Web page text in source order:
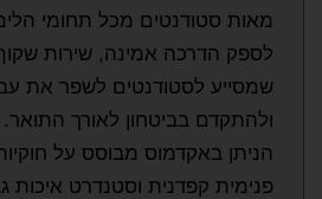
מאות סטודנטים מכל תחומי
לספק הדרכה אמינה, שירות שקוף
שמסייע לסטודנטים לשפר את
ולהתקדם בביטחון לאורך
הניתן באקדמוס מבוסס על
פנימית קפדנית וסטנדרט איכות